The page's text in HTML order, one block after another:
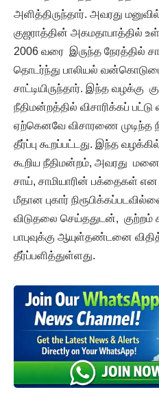
அளித்திருந்தார். அவரது
குஜராத்தின் அகமதாபாத்தில்
2006 வரை இருந்த நேரத்தில்
தொடர்ந்து பாலியல்
சாட்டியிருந்தார். இந்த வழக்கு
நீதிமன்றத்தில் விசாரிக்கப்
ஏற்கெனவே விசாரணை முடிந்த
தீர்ப்பு கூறப்பட்டது. இந்த
கூறிய நீதிமன்றம், அவரது
சாய், சாமியாரின் பக்தைகள்
மீதான புகார்
விடுதலை செய்ததுடன், குற்றம்
பாபுவுக்கு ஆயுள்தண்டனை
தீர்ப்பளித்துள்ளது.